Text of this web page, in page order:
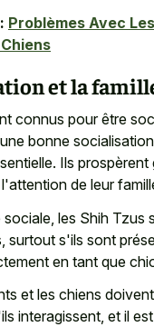
Problèmes Avec
et la
connus pour être
bonne
Ils prospèrent
de leur
sociale, les Shih Tzus
surtout s'ils sont
en tant que
et les chiens
interagissent, et il